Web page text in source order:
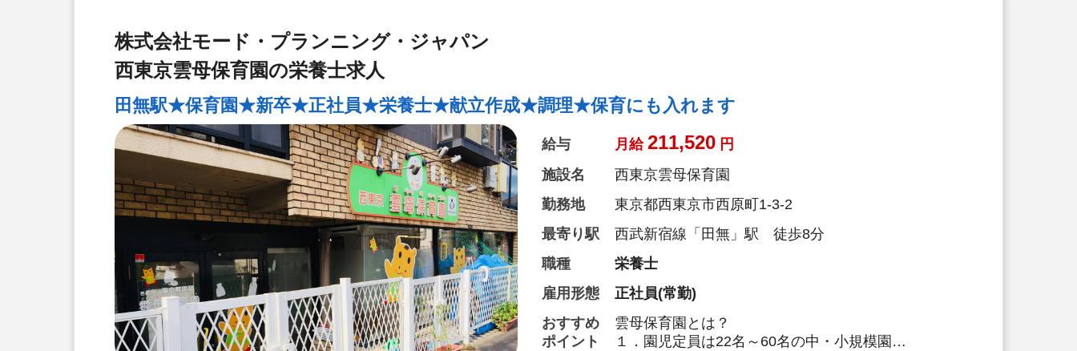
【管理栄養士・栄養士の日常的保育】
管理栄養士・栄養士も交代で保育に入っています。子
どもたちの様子を間近で見ることで、1人1人に合っ
た食の面から成長を支えています。
毎日、お迎えの際に保護者の方とお話します。保護者
の方との何気ない会話、管理栄養士・栄養士としての
ドバイスを行い、信頼関係を培っていきます。
そして、雲母保育園の売りは何と言っても
『働いている職員みなさん』です！
株式会社モード・プランニング・ジャパン
西東京雲母保育園の栄養士求人
田無駅★保育園★新卒★正社員★栄養士★献立作成★調理★保育にも入れます
給与 月給 211,520 円
施設名
西東京雲母保育園
勤務地
東京都西東京市西原町1-3-2
最寄り駅
西武新宿線「田無」駅 徒歩8分
職種
栄養士
雇用形態
正社員(常勤)
おすすめ
ポイント
雲母保育園とは？
１．園児定員は22名～60名の中・小規模園